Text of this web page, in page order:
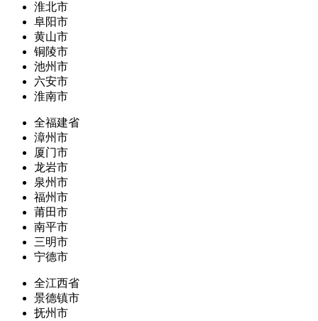
淮北市
阜阳市
黄山市
铜陵市
池州市
六安市
淮南市
全福建省
漳州市
厦门市
龙岩市
泉州市
福州市
莆田市
南平市
三明市
宁德市
全江西省
景德镇市
抚州市